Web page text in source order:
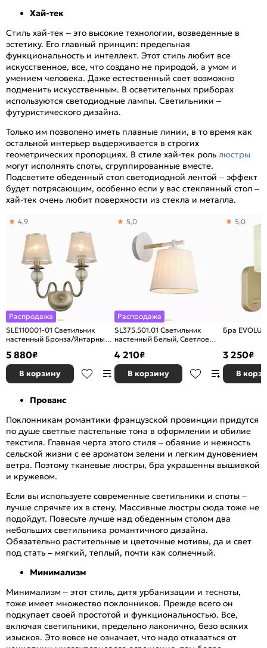
Хай-тек
Стиль хай-тек – это высокие технологии, возведенные в
эстетику. Его главный принцип: предельная
функциональность и интеллект. Этот стиль любит все
искусственное, все, что создано не природой, а умом и
умением человека. Даже естественный свет возможно
подменить искусственным. В осветительных приборах
используются светодиодные лампы. Светильники –
футуристического дизайна.
Только им позволено иметь плавные линии, в то время как
остальной интерьер выдерживается в строгих
геометрических пропорциях. В стиле хай-тек роль люстры
могут исполнять споты, сгруппированные вместе.
Подсветите обеденный стол светодиодной лентой – эффект
будет потрясающим, особенно если у вас стеклянный стол –
хай-тек очень любит поверхности из стекла и металла.
Распродажа
SLE110001-01 Светильник
настенный Бронза/Янтарный
4,9
5 880₽
В корзину
Распродажа
SL375.501.01 Светильник
настенный Белый, Светлое
5,0
4 210₽
В корзину
Бра
5,0
3 250₽
В
Прованс
Поклонникам романтики французской провинции придутся
по душе светлые пастельные тона в оформлении и обилие
текстиля. Главная черта этого стиля – обаяние и нежность
сельской жизни с ее ароматом зелени и легким дуновением
ветра. Поэтому тканевые люстры, бра украшенны вышивкой
и кружевом.
Если вы используете современные светильники и споты –
лучше спрячьте их в стену. Массивные люстры сюда тоже не
подойдут. Повесьте лучше над обеденным столом два
небольших светильника романтичного дизайна.
Обязательно растительные и цветочные мотивы, да и свет
под стать – мягкий, теплый, почти как солнечный.
Минимализм
Минимализм – этот стиль, дитя урбанизации и тесноты,
тоже имеет множество поклонников. Прежде всего он
подкупает своей простотой и функциональностью. Все,
включая светильники, предельно лаконично, безо всяких
изысков. Это вовсе не означает, что надо отказаться от